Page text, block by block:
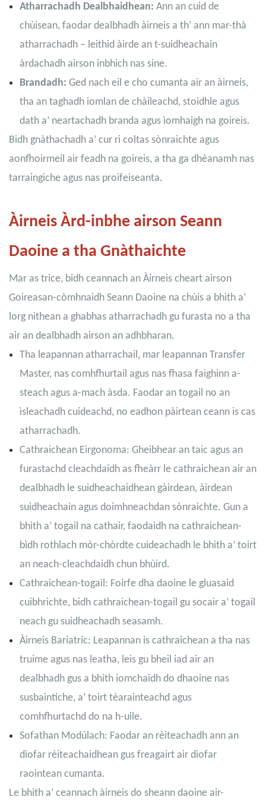
Atharrachadh Dealbhaidhean: Ann an cuid de
chùisean, faodar dealbhadh àirneis a th’ ann mar-thà
atharrachadh – leithid àirde an t-suidheachain
àrdachadh airson inbhich nas sine.
Brandadh: Ged nach eil e cho cumanta air an àirneis,
tha an taghadh iomlan de chàileachd, stoidhle agus
dath a’ neartachadh branda agus ìomhaigh na goireis.
Bidh gnàthachadh a’ cur ri coltas sònraichte agus
aonfhoirmeil air feadh na goireis, a tha ga dhèanamh nas
tarraingiche agus nas proifeiseanta.
Àirneis Àrd-inbhe airson Seann
Daoine a tha Gnàthaichte
Mar as trice, bidh ceannach an Àirneis cheart airson
Goireasan-còmhnaidh Seann Daoine na chùis a bhith a’
lorg nithean a ghabhas atharrachadh gu furasta no a tha
air an dealbhadh airson an adhbharan.
Tha leapannan atharrachail, mar leapannan Transfer
Master, nas comhfhurtail agus nas fhasa faighinn a-
steach agus a-mach àsda. Faodar an togail no an
ìsleachadh cuideachd, no eadhon pàirtean ceann is cas
atharrachadh.
Cathraichean Eirgonoma: Gheibhear an taic agus an
furastachd cleachdaidh as fheàrr le cathraichean air an
dealbhadh le suidheachaidhean gàirdean, àirdean
suidheachain agus doimhneachdan sònraichte. Gun a
bhith a’ togail na cathair, faodaidh na cathraichean-
bìdh rothlach mòr-chòrdte cuideachadh le bhith a’ toirt
an neach-cleachdaidh chun bhùird.
Cathraichean-togail: Foirfe dha daoine le gluasaid
cuibhrichte, bidh cathraichean-togail gu socair a’ togail
neach gu suidheachadh seasamh.
Àirneis Bariatric: Leapannan is cathraichean a tha nas
truime agus nas leatha, leis gu bheil iad air an
dealbhadh gus a bhith iomchaidh do dhaoine nas
susbaintiche, a’ toirt tèarainteachd agus
comhfhurtachd do na h-uile.
Sofathan Modúlach: Faodar an rèiteachadh ann an
diofar rèiteachaidhean gus freagairt air diofar
raointean cumanta.
Le bhith a’ ceannach àirneis do sheann daoine air-